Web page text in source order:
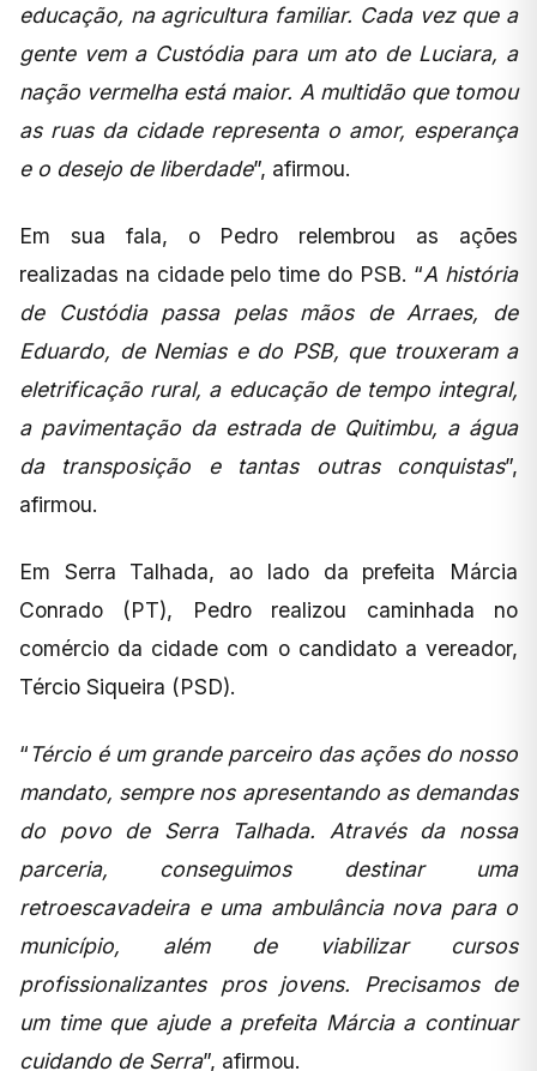
educação, na agricultura familiar. Cada vez que a
gente vem a Custódia para um ato de Luciara, a
nação vermelha está maior. A multidão que tomou
as ruas da cidade representa o amor, esperança
e o desejo de liberdade”, afirmou.
Em sua fala, o Pedro relembrou as ações
realizadas na cidade pelo time do PSB. “A história
de Custódia passa pelas mãos de Arraes, de
Eduardo, de Nemias e do PSB, que trouxeram a
eletrificação rural, a educação de tempo integral,
a pavimentação da estrada de Quitimbu, a água
da transposição e tantas outras conquistas”,
afirmou.
Em Serra Talhada, ao lado da prefeita Márcia
Conrado (PT), Pedro realizou caminhada no
comércio da cidade com o candidato a vereador,
Tércio Siqueira (PSD).
“Tércio é um grande parceiro das ações do nosso
mandato, sempre nos apresentando as demandas
do povo de Serra Talhada. Através da nossa
parceria, conseguimos destinar uma
retroescavadeira e uma ambulância nova para o
município, além de viabilizar cursos
profissionalizantes pros jovens. Precisamos de
um time que ajude a prefeita Márcia a continuar
cuidando de Serra”, afirmou.